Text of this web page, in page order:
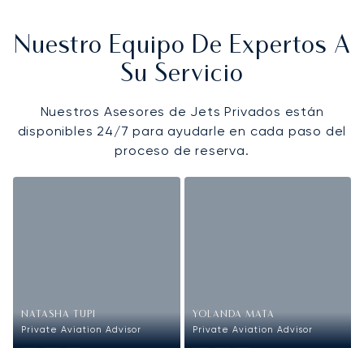
Nuestro Equipo De Expertos A
Su Servicio
Nuestros Asesores de Jets Privados están
disponibles 24/7 para ayudarle en cada paso del
proceso de reserva.
NATASHA TUPI
Private Aviation Advisor
YOLANDA MATA
Private Aviation Advisor